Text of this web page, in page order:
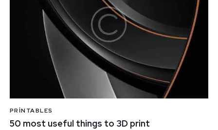
PRINTABLES
50 most useful things to 3D print